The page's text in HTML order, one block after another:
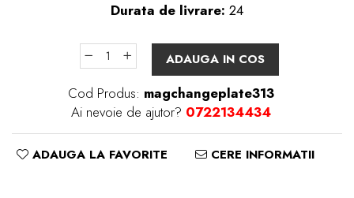
Durata de livrare: 24
ADAUGA IN COS
Cod Produs: magchangeplate313
Ai nevoie de ajutor? 0722134434
ADAUGA LA FAVORITE CERE INFORMATII